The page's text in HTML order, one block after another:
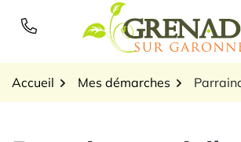
Logo
Accueil Mes démarches